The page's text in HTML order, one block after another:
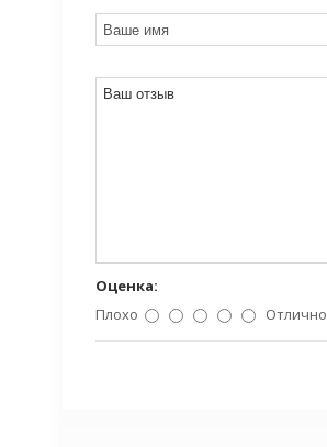
Оценка:
Плохо
Отлично